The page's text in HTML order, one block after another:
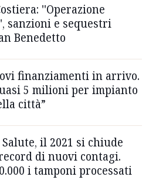
''Operazione
sanzioni e sequestri
Benedetto
finanziamenti in arrivo.
5 milioni per impianto
città”
il 2021 si chiude
di nuovi contagi.
i tamponi processati